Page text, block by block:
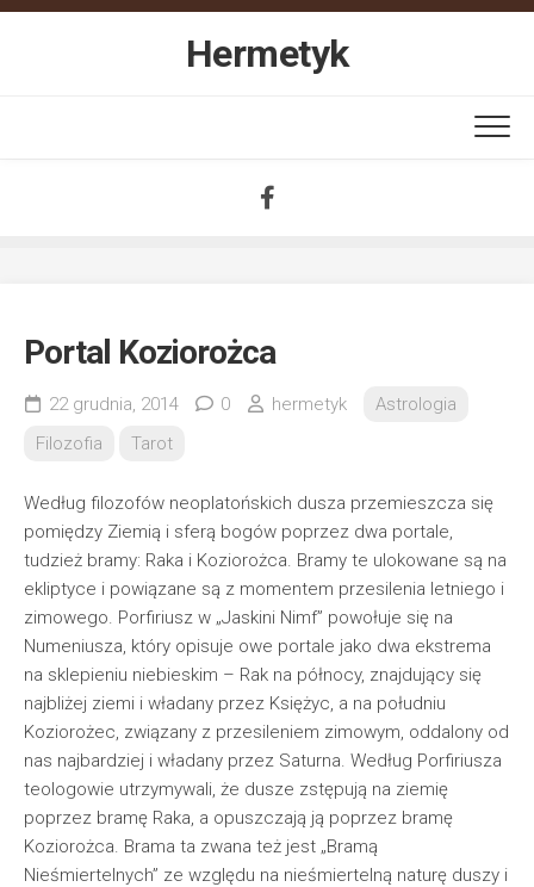
Skip
Hermetyk
Portal Koziorożca
22 grudnia, 2014 0 hermetyk
Astrologia
Filozofia
Tarot
Według filozofów neoplatońskich dusza przemieszcza się
pomiędzy Ziemią i sferą bogów poprzez dwa portale,
tudzież bramy: Raka i Koziorożca. Bramy te ulokowane są na
ekliptyce i powiązane są z momentem przesilenia letniego i
zimowego. Porfiriusz w „Jaskini Nimf” powołuje się na
Numeniusza, który opisuje owe portale jako dwa ekstrema
na sklepieniu niebieskim – Rak na północy, znajdujący się
najbliżej ziemi i władany przez Księżyc, a na południu
Koziorożec, związany z przesileniem zimowym, oddalony od
nas najbardziej i władany przez Saturna. Według Porfiriusza
teologowie utrzymywali, że dusze zstępują na ziemię
poprzez bramę Raka, a opuszczają ją poprzez bramę
Koziorożca. Brama ta zwana też jest „Bramą
Nieśmiertelnych” ze względu na nieśmiertelną naturę duszy i